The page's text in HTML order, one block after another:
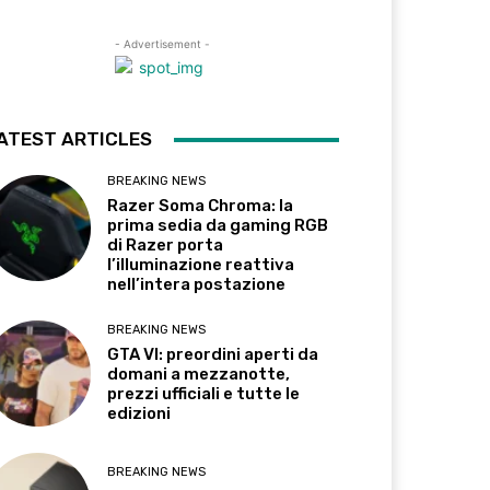
- Advertisement -
ARTICLES
BREAKING NEWS
Razer Soma Chroma: la
prima sedia da gaming RGB
di Razer porta
l’illuminazione reattiva
nell’intera postazione
BREAKING NEWS
GTA VI: preordini aperti da
domani a mezzanotte,
prezzi ufficiali e tutte le
edizioni
BREAKING NEWS